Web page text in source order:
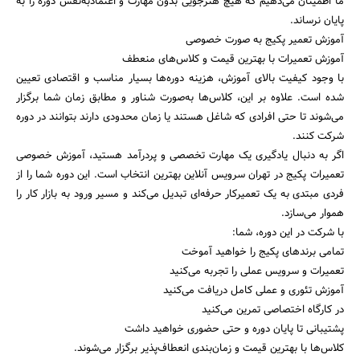
پایان نرساند.
آموزش تعمیر پکیج به صورت خصوصی
آموزش تعمیرات با بهترین قیمت و کلاس‌های منعطف
با وجود کیفیت بالای آموزش، هزینه دوره‌ها بسیار مناسب و اقتصادی تعیین
شده است. علاوه بر این، کلاس‌ها به‌صورت شناور و مطابق زمان شما برگزار
می‌شوند تا حتی افرادی که شاغل هستند یا زمان محدودی دارند بتوانند در دوره
شرکت کنند.
اگر به دنبال یادگیری یک مهارت تخصصی و پردرآمد هستید، آموزش خصوصی
تعمیرات پکیج در تهران سرویس آنلاین بهترین انتخاب است. این دوره شما را از
فردی مبتدی به یک تعمیرکار حرفه‌ای تبدیل می‌کند و مسیر ورود به بازار کار را
هموار می‌سازد.
با شرکت در این دوره، شما:
تمامی برندهای پکیج را خواهید آموخت
تعمیرات و سرویس عملی را تجربه می‌کنید
آموزش تئوری و عملی کامل دریافت می‌کنید
در کارگاه اختصاصی تمرین می‌کنید
پشتیبانی تا پایان دوره و حتی حضوری خواهید داشت
کلاس‌ها با بهترین قیمت و زمان‌بندی انعطاف‌پذیر برگزار می‌شوند.